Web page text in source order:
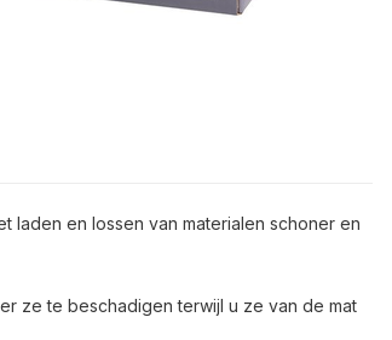
laden en lossen van materialen schoner en
ze te beschadigen terwijl u ze van de mat